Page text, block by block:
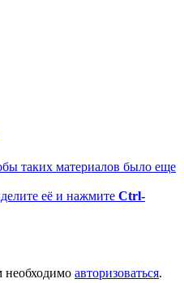
таких материалов было еще
её и нажмите Ctrl-
необходимо авторизоваться.